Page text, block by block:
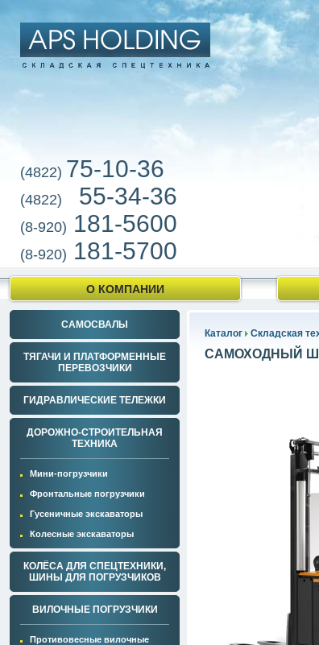
(4822) 75-10-36
(4822) 55-34-36
(8-920) 181-5600
(8-920) 181-5700
О КОМПАНИИ
САМОСВАЛЫ
ТЯГАЧИ И ПЛАТФОРМЕННЫЕ
ПЕРЕВОЗЧИКИ
ГИДРАВЛИЧЕСКИЕ ТЕЛЕЖКИ
ДОРОЖНО-СТРОИТЕЛЬНАЯ
ТЕХНИКА
Мини-погрузчики
Фронтальные погрузчики
Гусеничные экскаваторы
Колесные экскаваторы
КОЛЁСА ДЛЯ СПЕЦТЕХНИКИ,
ШИНЫ ДЛЯ ПОГРУЗЧИКОВ
ВИЛОЧНЫЕ ПОГРУЗЧИКИ
Противовесные вилочные
Каталог Складская
САМОХОДНЫЙ